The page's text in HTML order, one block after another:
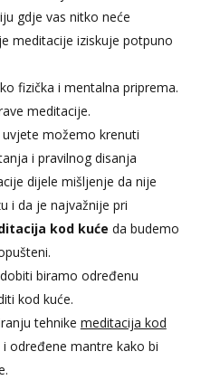
gdje vas nitko neće
meditacije iziskuje potpuno
fizička i mentalna priprema.
meditacije.
možemo krenuti
i pravilnog disanja
dijele mišljenje da nije
i da je najvažnije pri
kod kuće da budemo
biramo određenu
kod kuće.
tehnike meditacija kod
određene mantre kako bi